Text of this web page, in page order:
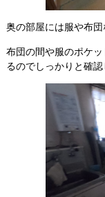
奥の部屋には服や布団
布団の間や服のポケ
るのでしっかりと確